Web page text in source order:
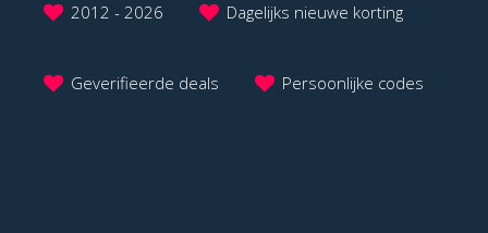
2012 - 2026 Dagelijks nieuwe korting
Geverifieerde deals Persoonlijke codes